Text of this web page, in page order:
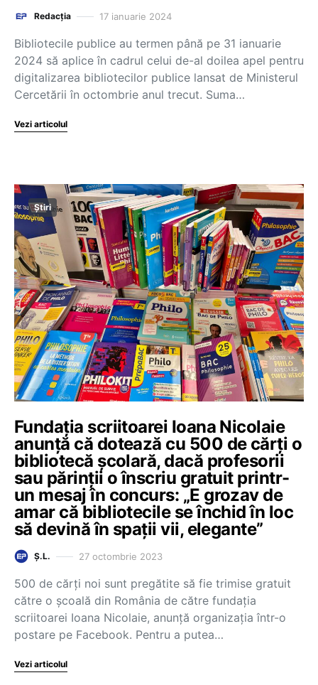
Redacția 17 ianuarie 2024
Bibliotecile publice au termen până pe 31 ianuarie
2024 să aplice în cadrul celui de-al doilea apel pentru
digitalizarea bibliotecilor publice lansat de Ministerul
Cercetării în octombrie anul trecut. Suma…
Vezi articolul
Știri
Fundația scriitoarei Ioana Nicolaie
anunță că dotează cu 500 de cărți o
bibliotecă școlară, dacă profesorii
sau părinții o înscriu gratuit printr-
un mesaj în concurs: „E grozav de
amar că bibliotecile se închid în loc
să devină în spații vii, elegante”
Ș.L. 27 octombrie 2023
500 de cărți noi sunt pregătite să fie trimise gratuit
către o școală din România de către fundația
scriitoarei Ioana Nicolaie, anunță organizația într-o
postare pe Facebook. Pentru a putea…
Vezi articolul